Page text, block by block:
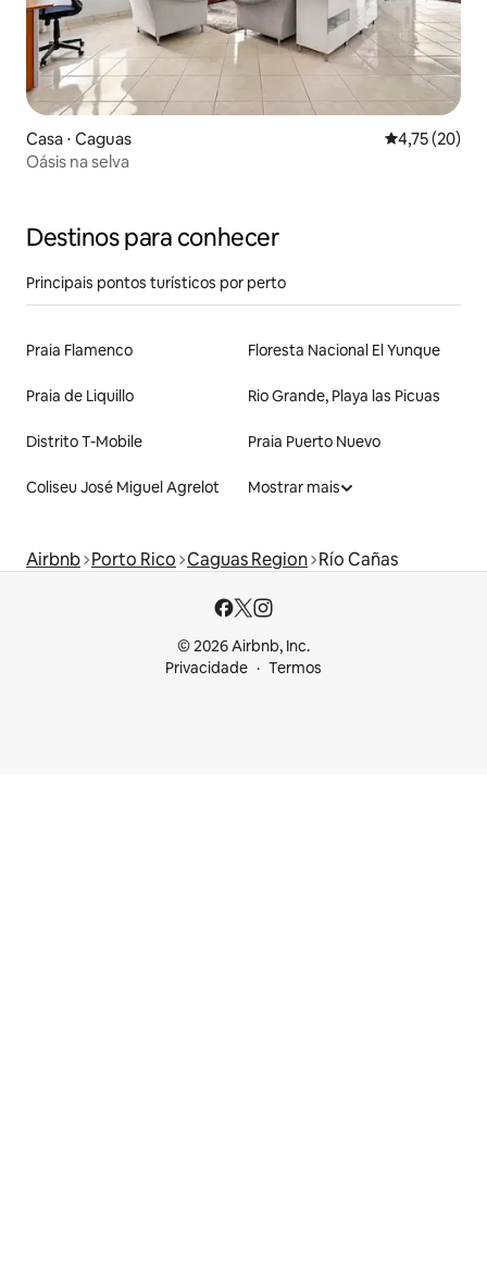
Casa ⋅ Caguas 4,75 de uma
4,75 (20)
Oásis na selva
Destinos para conhecer
Principais pontos turísticos por perto
Praia Flamenco Floresta Nacional El Yunque
Praia de Liquillo Rio Grande, Playa las Picuas
Distrito T-Mobile Praia Puerto Nuevo
Coliseu José Miguel Agrelot Mostrar mais
Airbnb Porto Rico Caguas Region Río Cañas
© 2026 Airbnb, Inc.
Privacidade
Termos